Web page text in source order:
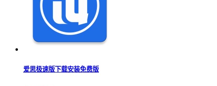
爱思极速版下载安装免费版